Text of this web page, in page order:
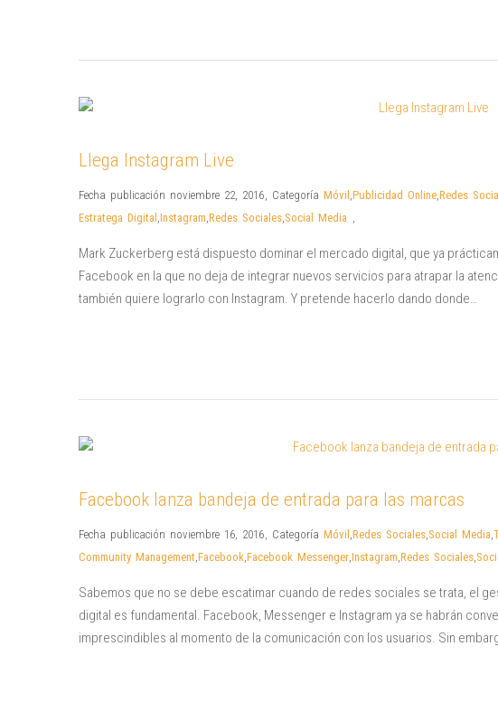
Llega Instagram Live
Fecha publicación noviembre 22, 2016, Categoría Móvil ,Publicidad Online,Redes
Estratega Digital ,Instagram,Redes Sociales,Social Media ,
Mark Zuckerberg está dispuesto dominar el mercado digital, que ya
Facebook en la que no deja de integrar nuevos servicios para atrapar la
también quiere lograrlo con Instagram. Y pretende hacerlo dando donde…
Facebook lanza bandeja de entrada para las marcas
Fecha publicación noviembre 16, 2016, Categoría Móvil ,Redes Sociales,Social Media,
Community Management,Facebook,Facebook Messenger,Instagram,Redes Sociales,
Sabemos que no se debe escatimar cuando de redes sociales se trata, el
digital es fundamental. Facebook, Messenger e Instagram ya se habrán
imprescindibles al momento de la comunicación con los usuarios. Sin